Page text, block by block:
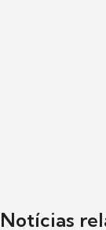
Notícias